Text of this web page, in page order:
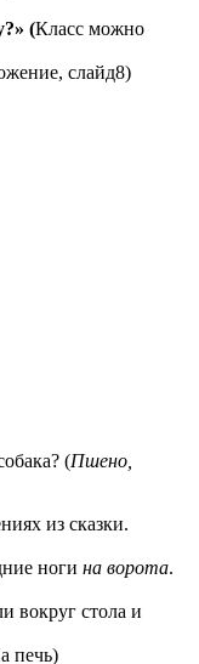
(Класс можно
слайд8)
(Пшено,
из сказки.
ноги на ворота.
вокруг стола и
печь)